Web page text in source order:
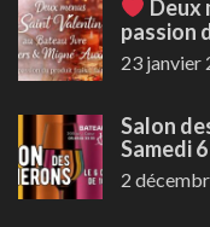
Deux
passion
23 janvier
Salon
Samedi
2